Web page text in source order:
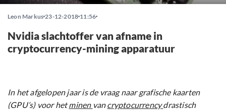
Leon Markus 23-12-2018 11:56
Nvidia slachtoffer van afname in
cryptocurrency-mining apparatuur
In het afgelopen jaar is de vraag naar grafische kaarten
(GPU’s) voor hetminen vancryptocurrencydrastisch